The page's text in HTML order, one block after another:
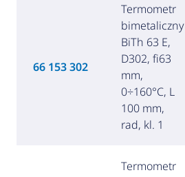
66 153 302
Termometr
bimetaliczny
BiTh 63 E,
D302, fi63
mm,
0÷160°C, L
100 mm,
rad, kl. 1
Termometr